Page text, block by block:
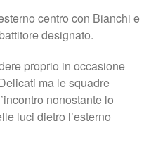
centro con Bianchi e
designato.
proprio in occasione
ma le squadre
nonostante lo
luci dietro l’esterno